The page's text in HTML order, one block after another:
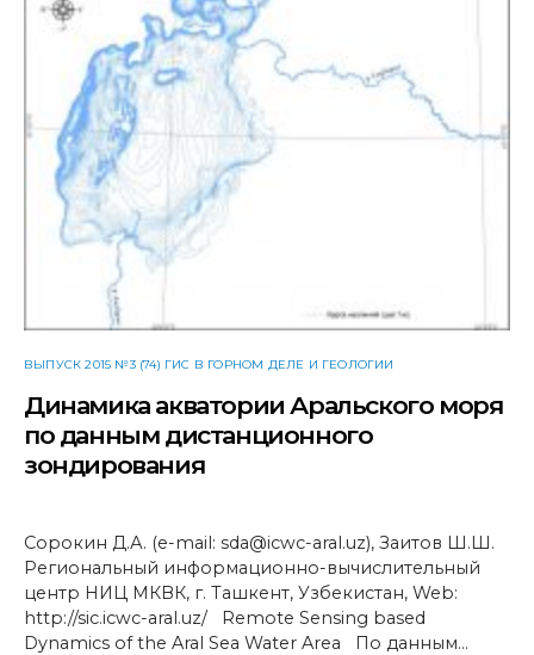
ВЫПУСК 2015 №3 (74) ГИС В ГОРНОМ ДЕЛЕ И ГЕОЛОГИИ
Динамика акватории Аральского моря
по данным дистанционного
зондирования
Сорокин Д.А. (e-mail: sda@icwc-aral.uz), Заитов Ш.Ш.
Региональный информационно-вычислительный
центр НИЦ МКВК, г. Ташкент, Узбекистан, Web:
http://sic.icwc-aral.uz/ Remote Sensing based
Dynamics of the Aral Sea Water Area По данным…